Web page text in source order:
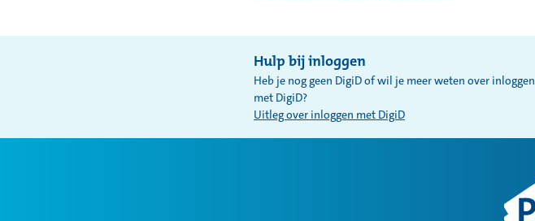
m
e
t
D
Hulp bij inloggen
Heb je nog geen DigiD of wil je meer weten over inloggen
met DigiD?
Uitleg over inloggen met DigiD